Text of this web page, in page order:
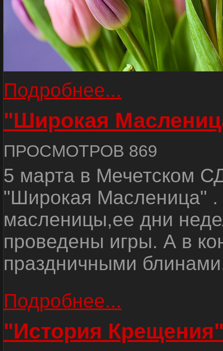
Подробнее...
"Широкая
ПРОСМОТРОВ 869
5 марта в Мечетском
"Широкая Масленица" .
масленицы,ее дни
проведены игры. А в
праздничными
Подробнее...
"История